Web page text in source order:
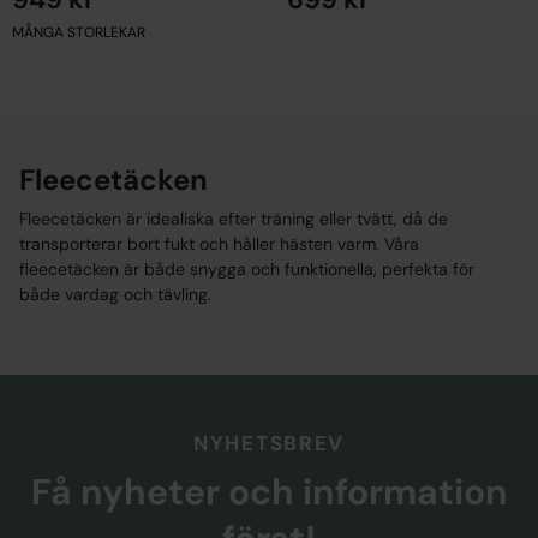
MÅNGA STORLEKAR
Fleecetäcken
Fleecetäcken är idealiska efter träning eller tvätt, då de
transporterar bort fukt och håller hästen varm. Våra
fleecetäcken är både snygga och funktionella, perfekta för
både vardag och tävling.
NYHETSBREV
Få nyheter och information